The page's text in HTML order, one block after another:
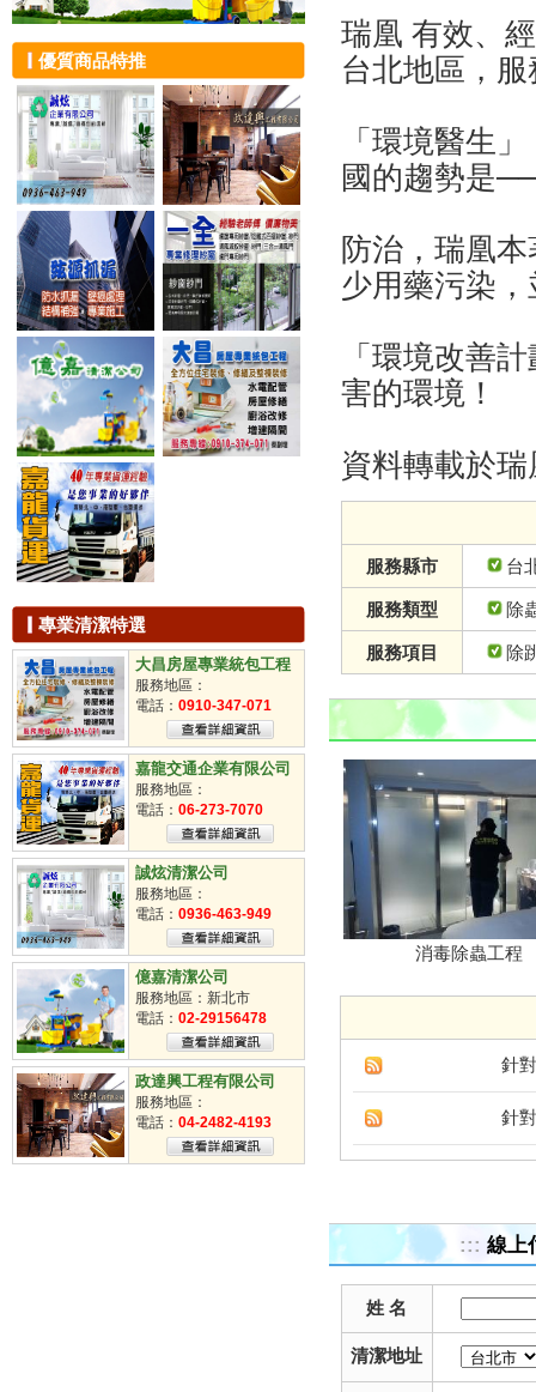
澎湖縣
金門縣
辦公室清潔
外牆清洗
化糞池投藥
殺菌消毒
除跳蚤
滅蟑
滅鼠
除蟲
白蟻防治
滅蚊
除臭工程
抽水肥
下水道清洗
儲油槽清洗
汙水池處理
洗水塔
通水溝
通水管
鐘點清潔工
不定時派遣
定時派遣
掃街車派遣
臨時工
清潔工
優質商品特推
專業清潔特選
大昌房屋專業統包工程
服務地區：
電話： 0910-347-071
嘉龍交通企業有限公司
服務地區：
電話： 06-273-7070
誠炫清潔公司
服務地區：
電話： 0936-463-949
億嘉清潔公司
服務地區：新北市
電話： 02-29156478
政達興工程有限公司
服務地區：
電話： 04-2482-4193
瑞凰 有效、
台北地區，
「環境醫生
國的趨勢是
防治，瑞凰
少用藥污染
「環境改善
害的環境！
資料轉載於
服務縣市 台
服務類型 除
服務項目 除
消毒除蟲工程
針
針
::: 線上
姓 名
清潔地址